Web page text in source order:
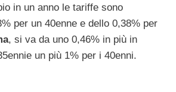
in un anno le tariffe sono
per un 40enne e dello 0,38% per
, si va da uno 0,46% in più in
un più 1% per i 40enni.